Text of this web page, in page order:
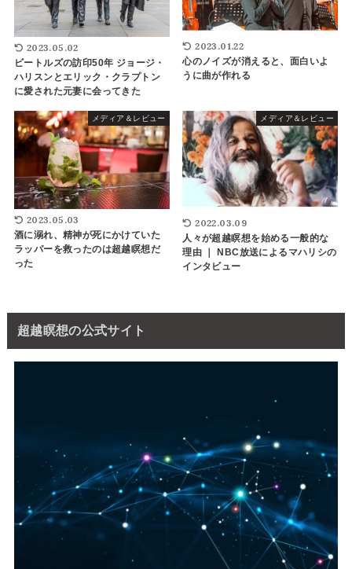
2023.05.02
ビートルズの訪印50年 ジョージ・
ハリスンとエリック・クラプトン
に愛された元妻に会ってきた
2023.01.22
心のノイズが消えると、面白いよ
うに曲が作れる
メディア＆レビュー
2023.05.03
酒に溺れ、精神が死にかけていた
ラッパーを救ったのは超越瞑想だ
った
メディア＆レビュー
2022.03.09
人々が超越瞑想を始める一般的な
理由 ｜ NBC放送によるマハリシの
インタビュー
超越瞑想の公式サイト